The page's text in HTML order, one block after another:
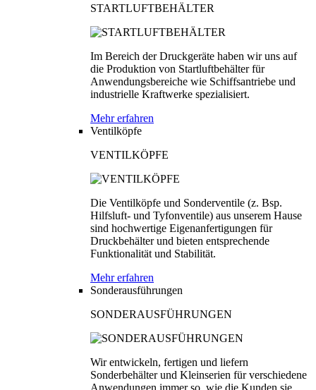
STARTLUFTBEHÄLTER
Im Bereich der Druckgeräte haben wir uns auf
die Produktion von Startluftbehälter für
Anwendungsbereiche wie Schiffsantriebe und
industrielle Kraftwerke spezialisiert.
Mehr erfahren
Ventilköpfe
VENTILKÖPFE
Die Ventilköpfe und Sonderventile (z. Bsp.
Hilfsluft- und Tyfonventile) aus unserem Hause
sind hochwertige Eigenanfertigungen für
Druckbehälter und bieten entsprechende
Funktionalität und Stabilität.
Mehr erfahren
Sonderausführungen
SONDERAUSFÜHRUNGEN
Wir entwickeln, fertigen und liefern
Sonderbehälter und Kleinserien für verschiedene
Anwendungen immer so, wie die Kunden sie